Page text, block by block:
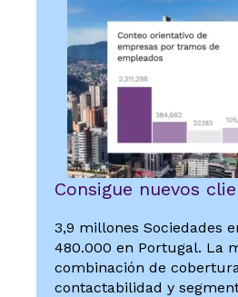
Consigue nuevos
3,9 millones Sociedades
480.000 en Portugal. La
combinación de
contactabilidad y